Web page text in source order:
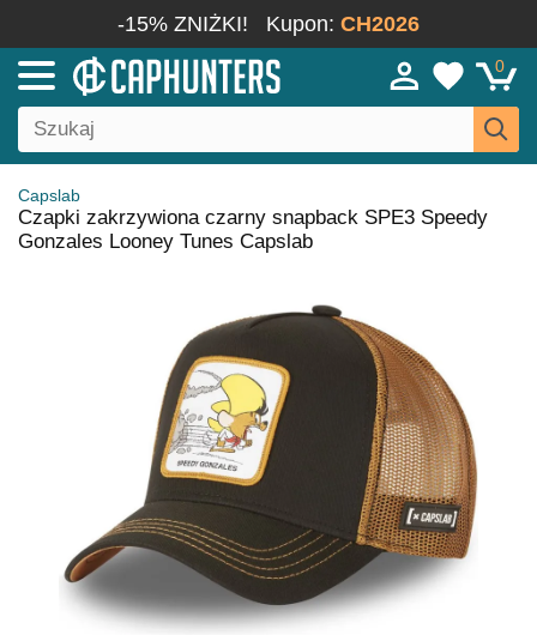
-15% ZNIŻKI! Kupon: CH2026
0
Capslab
Czapki zakrzywiona czarny snapback SPE3 Speedy
Gonzales Looney Tunes Capslab